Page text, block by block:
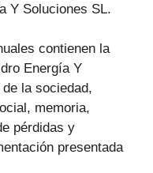
Y Soluciones SL.
contienen la
Energía Y
la sociedad,
memoria,
pérdidas y
presentada